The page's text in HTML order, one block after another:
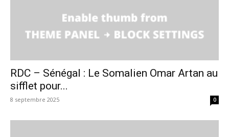
RDC – Sénégal : Le Somalien Omar Artan au
sifflet pour...
8 septembre 2025 0